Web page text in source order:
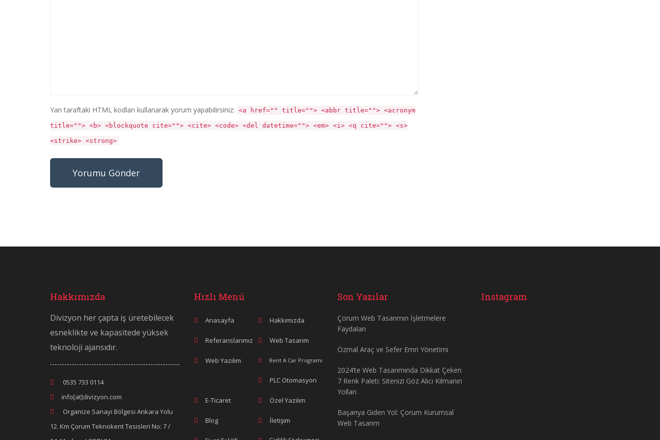
Yan taraftaki HTML kodları kullanarak yorum yapabilirsiniz: <a href="" title=""> <abbr title=""> <acronym
title=""> <b> <blockquote cite=""> <cite> <code> <del datetime=""> <em> <i> <q cite=""> <s>
<strike> <strong>
Hakkımızda
Divizyon her çapta iş üretebilecek
esneklikte ve kapasitede yüksek
teknoloji ajansıdır.
0535 733 0114
info[at]divizyon.com
Organize Sanayi Bölgesi Ankara Yolu
12. Km Çorum Teknokent Tesisleri No: 7 /
Hızlı Menü
Anasayfa Hakkımızda
Referanslarımız Web Tasarım
Web Yazılım Rent A Car Programı
PLC Otomasyon
E-Ticaret Özel Yazılım
Blog İletişim
Son Yazılar
Çorum Web Tasarımın İşletmelere
Faydaları
Özmal Araç ve Sefer Emri Yönetimi
2024’te Web Tasarımında Dikkat Çeken
7 Renk Paleti: Sitenizi Göz Alıcı Kılmanın
Yolları
Başarıya Giden Yol: Çorum Kurumsal
Web Tasarım
Instagram